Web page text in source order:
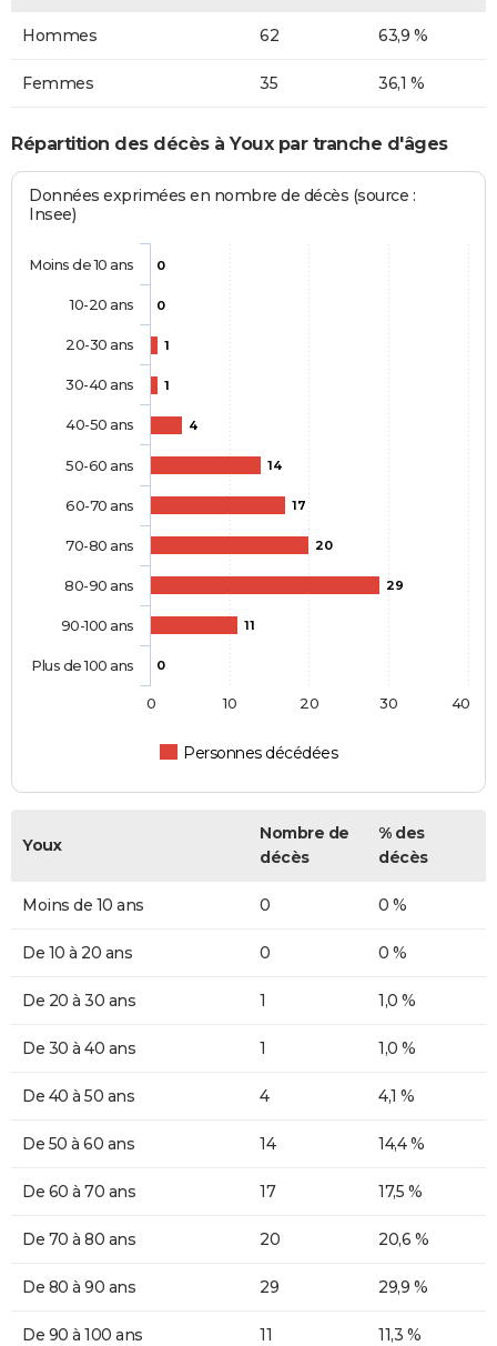
Hommes 62 63,9 %
Femmes 35 36,1 %
Répartition des décès à Youx par tranche d'âges
Données exprimées en nombre de décès (source :
Insee)
0
0
1
1
4
14
17
20
29
11
0
Personnes décédées
Moins de 10 ans
10-20 ans
20-30 ans
30-40 ans
40-50 ans
50-60 ans
60-70 ans
70-80 ans
80-90 ans
90-100 ans
Plus de 100 ans
0 10 20 30 40
Youx
Nombre de
décès
% des
décès
Moins de 10 ans 0 0 %
De 10 à 20 ans 0 0 %
De 20 à 30 ans 1 1,0 %
De 30 à 40 ans 1 1,0 %
De 40 à 50 ans 4 4,1 %
De 50 à 60 ans 14 14,4 %
De 60 à 70 ans 17 17,5 %
De 70 à 80 ans 20 20,6 %
De 80 à 90 ans 29 29,9 %
De 90 à 100 ans 11 11,3 %